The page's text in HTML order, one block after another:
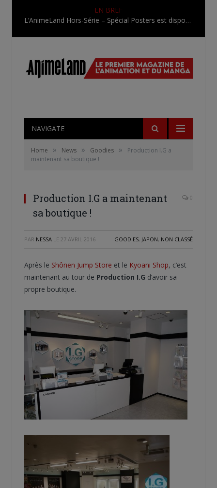
EN BREF
L’AnimeLand Hors-Série – Spécial Posters est disponible !
NAVIGATE
Home » News » Goodies »
Production I.G a
maintenant sa boutique !
Production I.G a maintenant
sa boutique !
0
PAR NESSA LE 27 AVRIL 2016 GOODIES, JAPON, NON CLASSÉ
Après le Shônen Jump Store et le Kyoani Shop, c’est
maintenant au tour de Production I.G d’avoir sa
propre boutique.